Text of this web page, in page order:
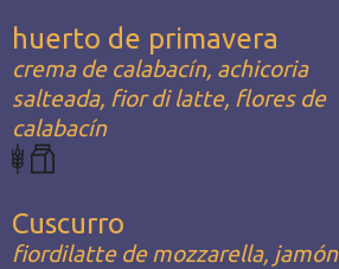
huerto de primavera
crema de calabacín, achicoria
salteada, fior di latte, flores de
calabacín
Cuscurro
fiordilatte de mozzarella, jamón